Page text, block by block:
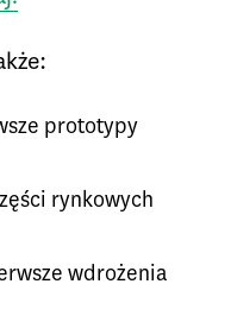
prototypy
rynkowych
wdrożenia